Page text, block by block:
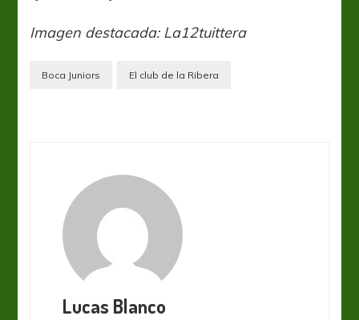
Imagen destacada: La12tuittera
Boca Juniors El club de la Ribera
Lucas Blanco